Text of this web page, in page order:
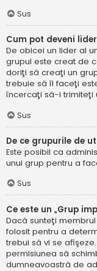
Sus
Cum pot deveni
De obicei un lider al
grupul este creat de
doriţi să creaţi un
trebuie să îl faceţi
încercaţi să-i trimiteţi
Sus
De ce grupurile de
Este posibil ca
unui grup pentru a
Sus
Ce este un „Grup
Dacă sunteţi
folosit pentru a
trebui să vi se
permisiunea să
dumneavoastră de